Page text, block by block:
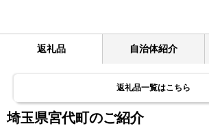
返礼品 自治体紹介
返礼品一覧はこちら
埼玉県宮代町のご紹介